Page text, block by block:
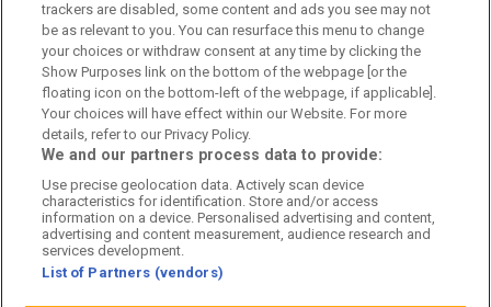
Sponsor: Rekatochklart
Annonsera på Fotbolldirekt
Redaktionell policy
Personuppgiftspolicy
Cookiepolicy
Arkiv
trackers are disabled, some content and ads you see may not
be as relevant to you. You can resurface this menu to change
your choices or withdraw consent at any time by clicking the
Show Purposes link on the bottom of the webpage [or the
floating icon on the bottom-left of the webpage, if applicable].
Your choices will have effect within our Website. For more
details, refer to our Privacy Policy.
We and our partners process data to provide:
Use precise geolocation data. Actively scan device
characteristics for identification. Store and/or access
information on a device. Personalised advertising and content,
advertising and content measurement, audience research and
services development.
List of Partners (vendors)